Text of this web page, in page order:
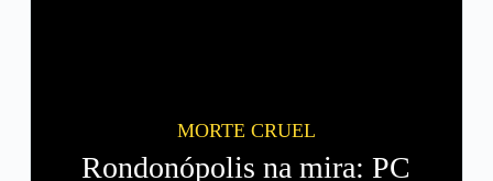
MORTE CRUEL
Rondonópolis na mira: PC